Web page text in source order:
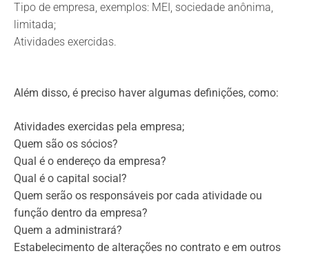
Tipo de empresa, exemplos: MEI, sociedade anônima,
limitada;
Atividades exercidas.
Além disso, é preciso haver algumas definições, como:
Atividades exercidas pela empresa;
Quem são os sócios?
Qual é o endereço da empresa?
Qual é o capital social?
Quem serão os responsáveis por cada atividade ou
função dentro da empresa?
Quem a administrará?
Estabelecimento de alterações no contrato e em outros